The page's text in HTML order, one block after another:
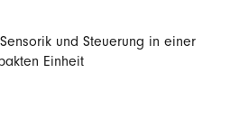
und Steuerung in einer
Einheit